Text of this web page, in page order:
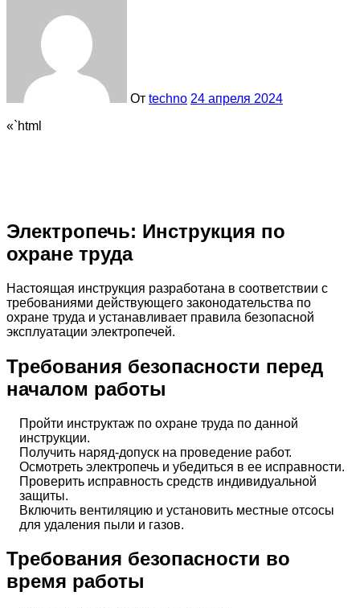
От techno 24 апреля 2024
«`html
Электропечь: Инструкция по
охране труда
Настоящая инструкция разработана в соответствии с
требованиями действующего законодательства по
охране труда и устанавливает правила безопасной
эксплуатации электропечей.
Требования безопасности перед
началом работы
Пройти инструктаж по охране труда по данной
инструкции.
Получить наряд-допуск на проведение работ.
Осмотреть электропечь и убедиться в ее исправности.
Проверить исправность средств индивидуальной
защиты.
Включить вентиляцию и установить местные отсосы
для удаления пыли и газов.
Требования безопасности во
время работы